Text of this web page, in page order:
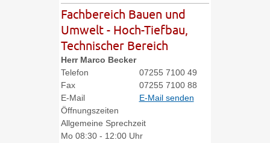
Fachbereich Bauen und
Umwelt - Hoch-Tiefbau,
Technischer Bereich
Herr Marco Becker
Telefon
07255 7100 49
Fax
07255 7100 88
E-Mail
E-Mail senden
Öffnungszeiten
Allgemeine Sprechzeit
Mo 08:30 - 12:00 Uhr